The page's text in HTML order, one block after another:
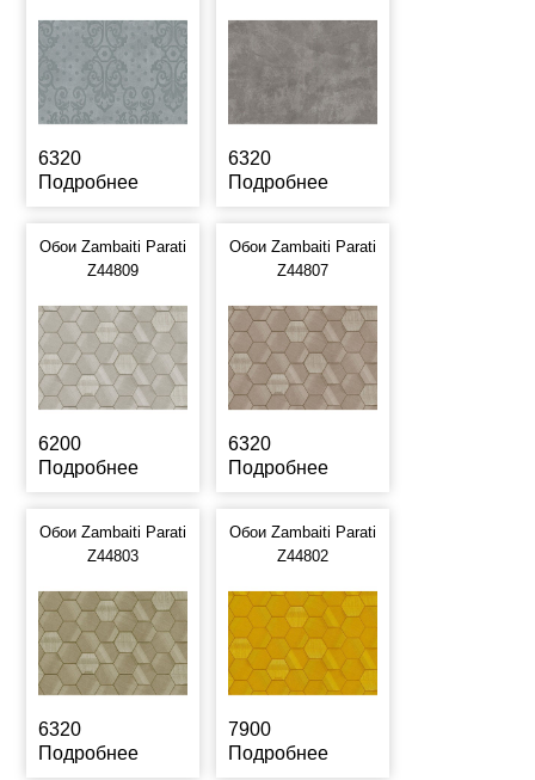
6320
Подробнее
6320
Подробнее
Обои Zambaiti Parati
Z44809
6200
Подробнее
Обои Zambaiti Parati
Z44807
6320
Подробнее
Обои Zambaiti Parati
Z44803
6320
Подробнее
Обои Zambaiti Parati
Z44802
7900
Подробнее